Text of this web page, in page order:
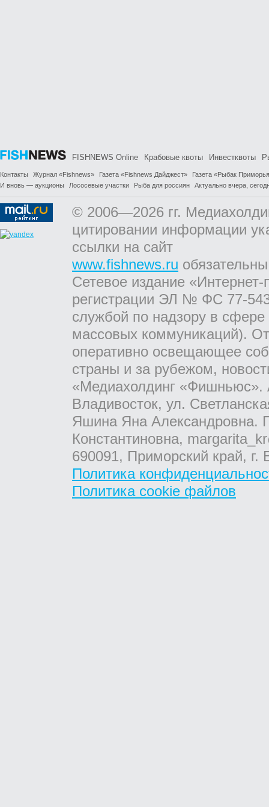
FISHNEWS Online Крабовые квоты Инвестквоты
Контакты Журнал «Fishnews» Газета «Fishnews Дайджест»
Газета «Рыбак
И вновь — аукционы
Лососевые участки Рыба для россиян Актуально вчера,
© 2006—2026 гг.
цитировании информации
ссылки на сайт
www.fishnews.ru
Сетевое издание
регистрации ЭЛ № ФС 77-
службой по надзору в
массовых коммуникаций).
оперативно освещающее
страны и за рубежом,
«Медиахолдинг «Фишньюс».
Владивосток, ул.
Яшина Яна Александровна.
Константиновна,
690091, Приморский край,
Политика
Политика cookie файлов